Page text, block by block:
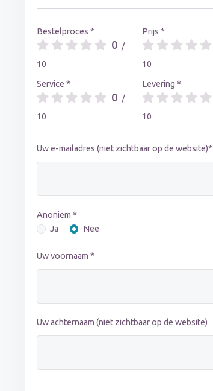
Bestelproces *
0 /
10
Service *
0 /
10
Prijs *
10
Levering *
10
Uw e-mailadres (niet zichtbaar op de website)*
Anoniem *
Ja
Nee
Uw voornaam *
Uw achternaam (niet zichtbaar op de website)